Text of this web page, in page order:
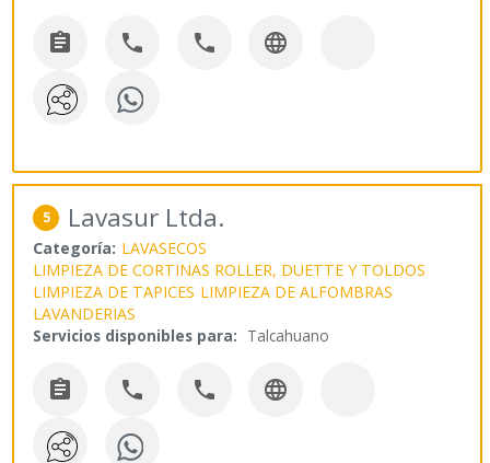
   
5 Lavasur Ltda.
Categoría: LAVASECOS
LIMPIEZA DE CORTINAS ROLLER, DUETTE Y TOLDOS
LIMPIEZA DE TAPICES LIMPIEZA DE ALFOMBRAS
LAVANDERIAS
Servicios disponibles para: Talcahuano
   